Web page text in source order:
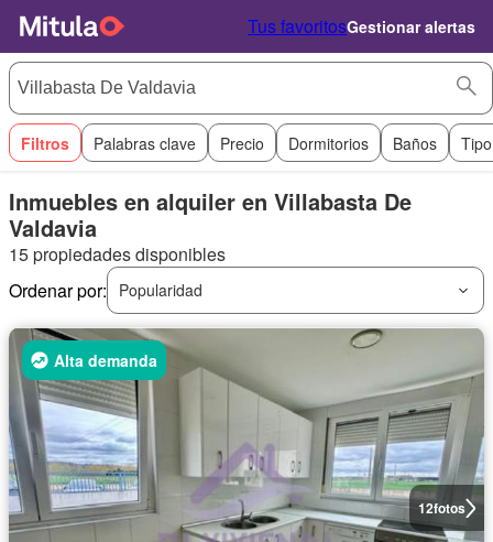
Tus favoritosGestionar alertas
Filtros Palabras clave Precio Dormitorios Baños
Inmuebles en alquiler en Villabasta De
Valdavia
15 propiedades disponibles
Ordenar por:
Popularidad
12fotos
Alta demanda